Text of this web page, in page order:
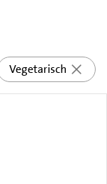
Vegetarisch